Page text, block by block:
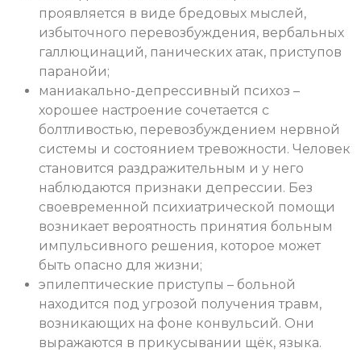
проявляется в виде бредовых мыслей,
избыточного перевозбуждения, вербальных
галлюцинаций, панических атак, приступов
паранойи;
маниакально-депрессивный психоз –
хорошее настроение сочетается с
болтливостью, перевозбуждением нервной
системы и состоянием тревожности. Человек
становится раздражительным и у него
наблюдаются признаки депрессии. Без
своевременной психиатрической помощи
возникает вероятность принятия больным
импульсивного решения, которое может
быть опасно для жизни;
эпилептические приступы – больной
находится под угрозой получения травм,
возникающих на фоне конвульсий. Они
выражаются в прикусывании щёк, языка.